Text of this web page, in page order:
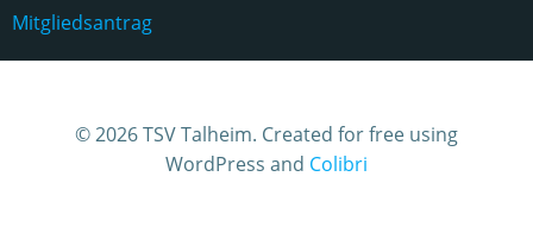
Mitgliedsantrag
© 2026 TSV Talheim. Created for free using
WordPress and Colibri